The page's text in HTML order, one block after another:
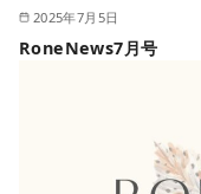
2025年7月5日
RoneNews7月号